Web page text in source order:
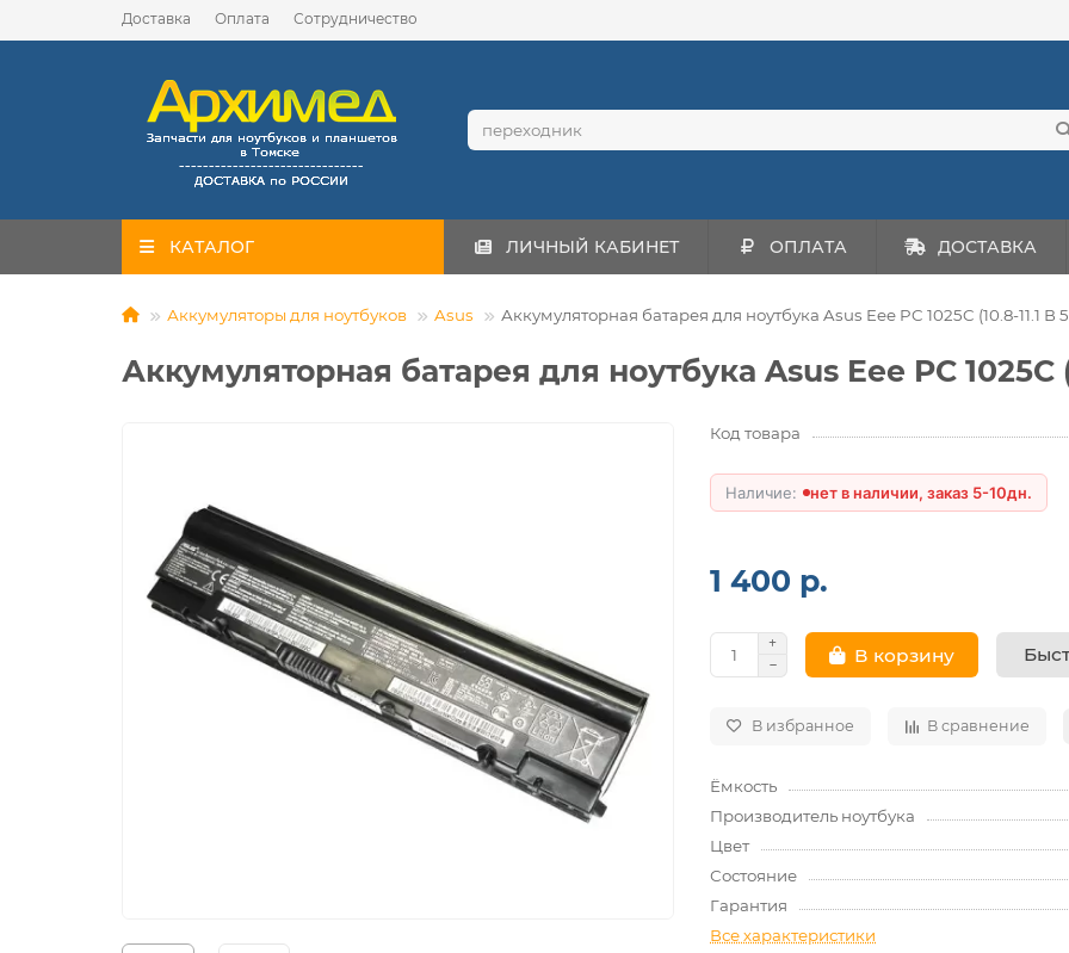
Доставка Оплата Сотрудничество
КАТАЛОГ ЛИЧНЫЙ КАБИНЕТ ОПЛАТА ДОСТАВКА
Аккумуляторы для ноутбуков Asus Аккумуляторная батарея для ноутбука Asus Eee PC 1025C (10.8-11.1
Аккумуляторная батарея для ноутбука Asus Eee PC 1025C
Код товара
нет в наличии, заказ 5-10дн.
1 400 р.
В корзину
В избранное В сравнение
Ёмкость
Производитель ноутбука
Цвет
Состояние
Гарантия
Все характеристики